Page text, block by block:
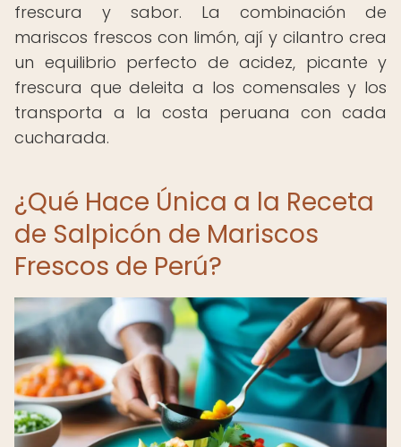
frescura y sabor. La combinación de
mariscos frescos con limón, ají y cilantro crea
un equilibrio perfecto de acidez, picante y
frescura que deleita a los comensales y los
transporta a la costa peruana con cada
cucharada.
¿Qué Hace Única a la Receta
de Salpicón de Mariscos
Frescos de Perú?